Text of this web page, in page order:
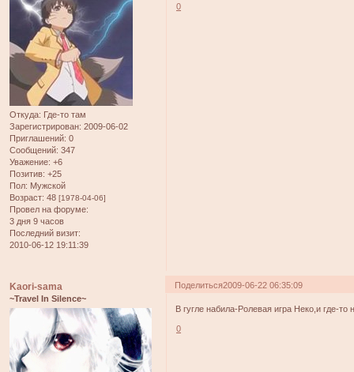
Откуда: Где-то там
Зарегистрирован: 2009-06-02
Приглашений: 0
Сообщений: 347
Уважение: +6
Позитив: +25
Пол: Мужской
Возраст: 48 [1978-04-06]
Провел на форуме:
3 дня 9 часов
Последний визит:
2010-06-12 19:11:39
0
Поделиться2009-06-22 06:35:09
Kaori-sama
~Travel In Silence~
В гугле набила-Ролевая игра Неко,и где-
0